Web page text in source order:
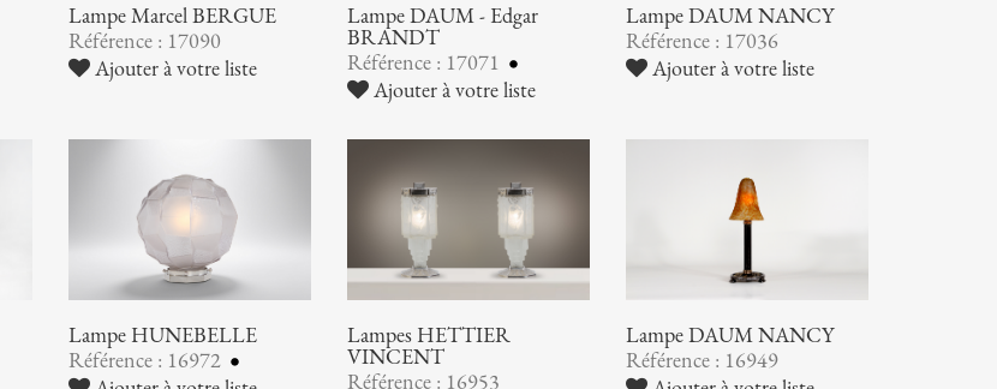
Lampe Marcel BERGUE
Référence : 17090
Ajouter à votre liste
Lampe DAUM - Edgar
BRANDT
Référence : 17071
Ajouter à votre liste
Lampe DAUM NANCY
Référence : 17036
Ajouter à votre liste
Lampe HUNEBELLE
Référence : 16972
Lampes HETTIER
VINCENT
Référence : 16953
Lampe DAUM NANCY
Référence : 16949